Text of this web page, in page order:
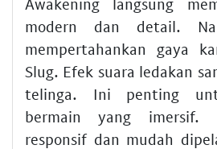
modern dan detail.
mempertahankan gaya
Slug. Efek suara ledakan
telinga. Ini penting
bermain yang imersif.
responsif dan mudah